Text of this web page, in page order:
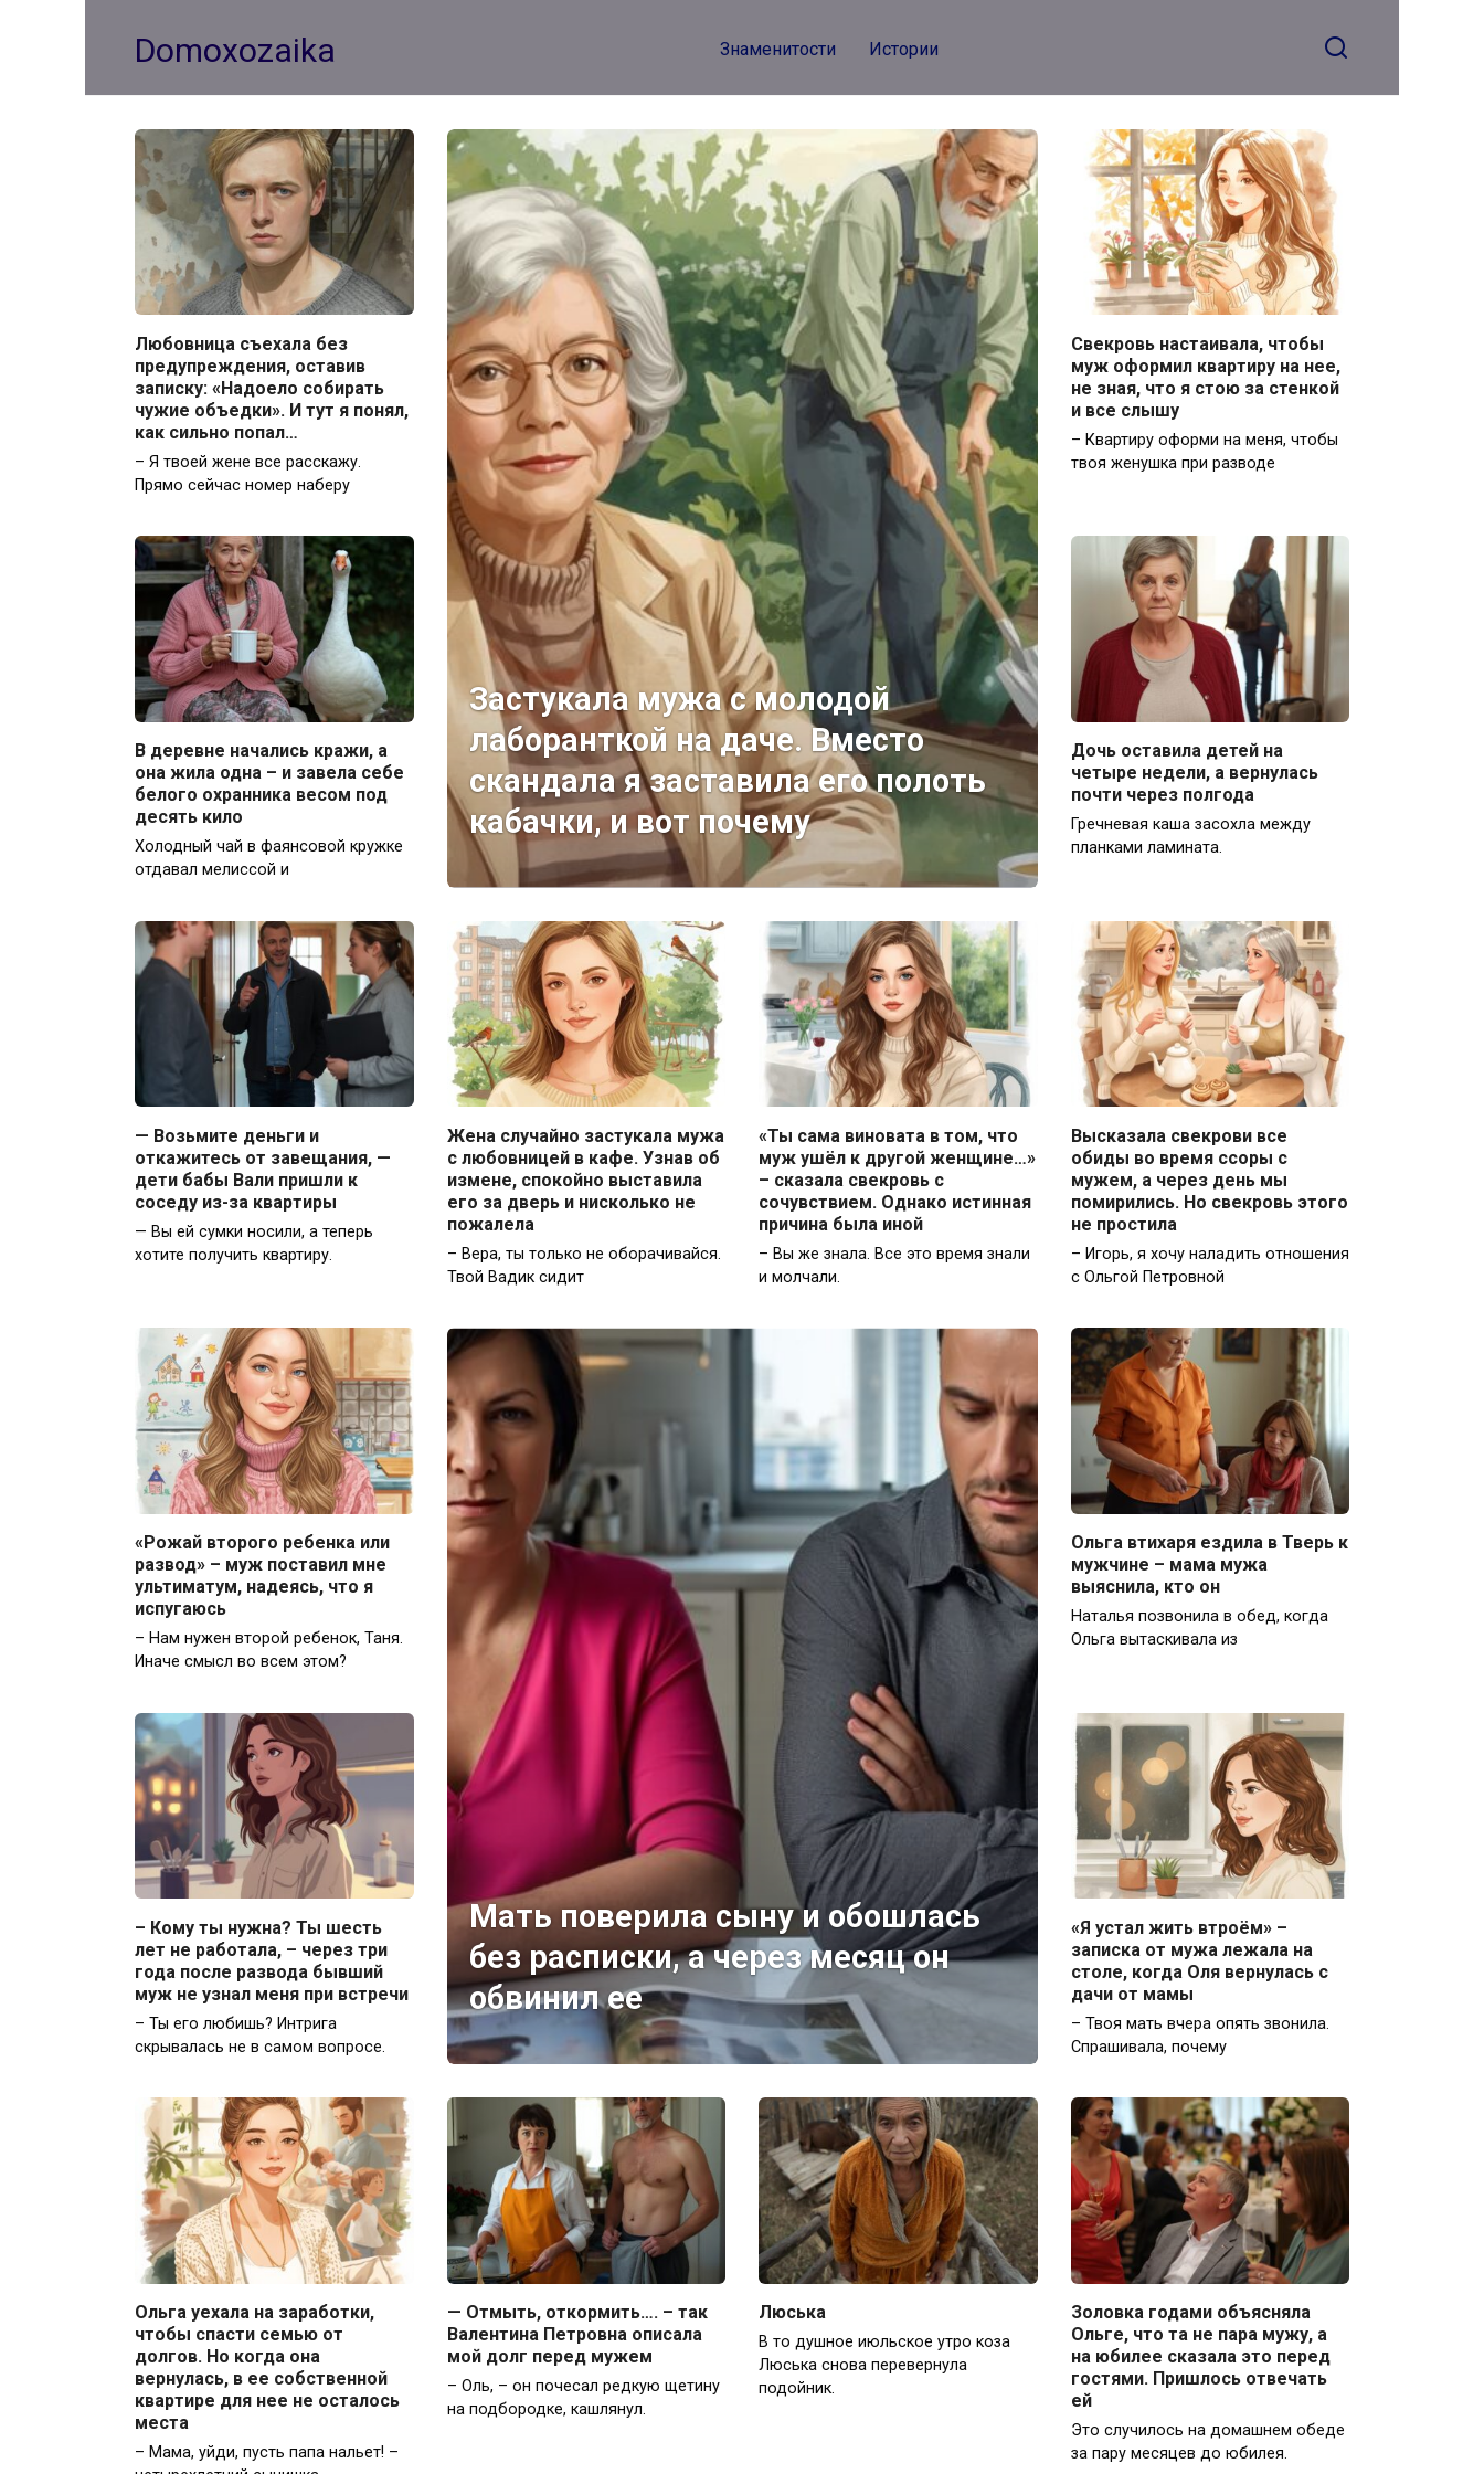
Domoxozaika Знаменитости Истории
Любовница съехала без
предупреждения, оставив
записку: «Надоело собирать
чужие объедки». И тут я понял,
как сильно попал…
– Я твоей жене все расскажу.
Прямо сейчас номер наберу
Застукала мужа с молодой
лаборанткой на даче. Вместо
скандала я заставила его полоть
кабачки, и вот почему
– Ты бы ей хоть халат свой банный отдала, Петровна
Свекровь настаивала, чтобы
муж оформил квартиру на нее,
не зная, что я стою за стенкой
и все слышу
– Квартиру оформи на меня, чтобы
твоя женушка при разводе
В деревне начались кражи, а
она жила одна – и завела себе
белого охранника весом под
десять кило
Холодный чай в фаянсовой кружке
отдавал мелиссой и
Дочь оставила детей на
четыре недели, а вернулась
почти через полгода
Гречневая каша засохла между
планками ламината.
— Возьмите деньги и
откажитесь от завещания, —
дети бабы Вали пришли к
соседу из-за квартиры
— Вы ей сумки носили, а теперь
хотите получить квартиру.
Жена случайно застукала мужа
с любовницей в кафе. Узнав об
измене, спокойно выставила
его за дверь и нисколько не
пожалела
– Вера, ты только не оборачивайся.
Твой Вадик сидит
«Ты сама виновата в том, что
муж ушёл к другой женщине…»
– сказала свекровь с
сочувствием. Однако истинная
причина была иной
– Вы же знала. Все это время знали
и молчали.
Высказала свекрови все
обиды во время ссоры с
мужем, а через день мы
помирились. Но свекровь этого
не простила
– Игорь, я хочу наладить отношения
с Ольгой Петровной
«Рожай второго ребенка или
развод» – муж поставил мне
ультиматум, надеясь, что я
испугаюсь
– Нам нужен второй ребенок, Таня.
Иначе смысл во всем этом?
Мать поверила сыну и обошлась
без расписки, а через месяц он
обвинил ее
В день моего рождения Света прислала фотографию с короткой
Ольга втихаря ездила в Тверь к
мужчине – мама мужа
выяснила, кто он
Наталья позвонила в обед, когда
Ольга вытаскивала из
– Кому ты нужна? Ты шесть
лет не работала, – через три
года после развода бывший
муж не узнал меня при встречи
– Ты его любишь? Интрига
скрывалась не в самом вопросе.
«Я устал жить втроём» –
записка от мужа лежала на
столе, когда Оля вернулась с
дачи от мамы
– Твоя мать вчера опять звонила.
Спрашивала, почему
Ольга уехала на заработки,
чтобы спасти семью от
долгов. Но когда она
вернулась, в ее собственной
квартире для нее не осталось
места
– Мама, уйди, пусть папа нальет! –
— Отмыть, откормить…. – так
Валентина Петровна описала
мой долг перед мужем
– Оль, – он почесал редкую щетину
на подбородке, кашлянул.
Люська
В то душное июльское утро коза
Люська снова перевернула
подойник.
Золовка годами объясняла
Ольге, что та не пара мужу, а
на юбилее сказала это перед
гостями. Пришлось отвечать
ей
Это случилось на домашнем обеде
за пару месяцев до юбилея.